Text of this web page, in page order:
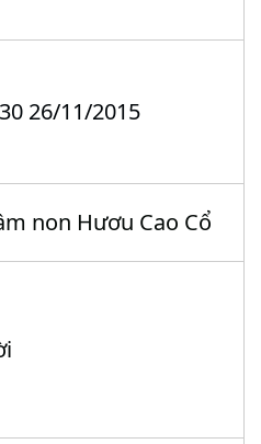
26/11/2015
non Hươu Cao Cổ